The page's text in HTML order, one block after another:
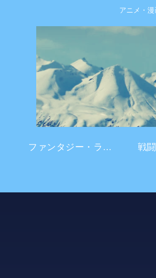
アニメ・
ファンタジー・ラブコメ 戦